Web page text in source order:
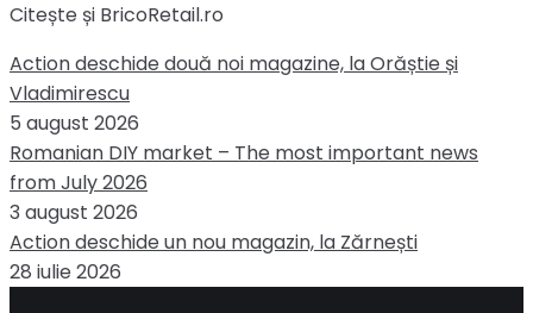
Citește și BricoRetail.ro
Action deschide două noi magazine, la Orăștie și
Vladimirescu
5 august 2026
Romanian DIY market – The most important news
from July 2026
3 august 2026
Action deschide un nou magazin, la Zărnești
28 iulie 2026